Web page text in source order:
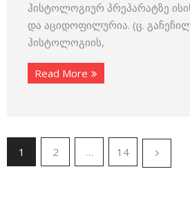
ჰისტოლოგიურ პრეპარატზე
და აციდოფილურია. (ც.
ჰისტოლოგიის,
Read More
1 2 … 14